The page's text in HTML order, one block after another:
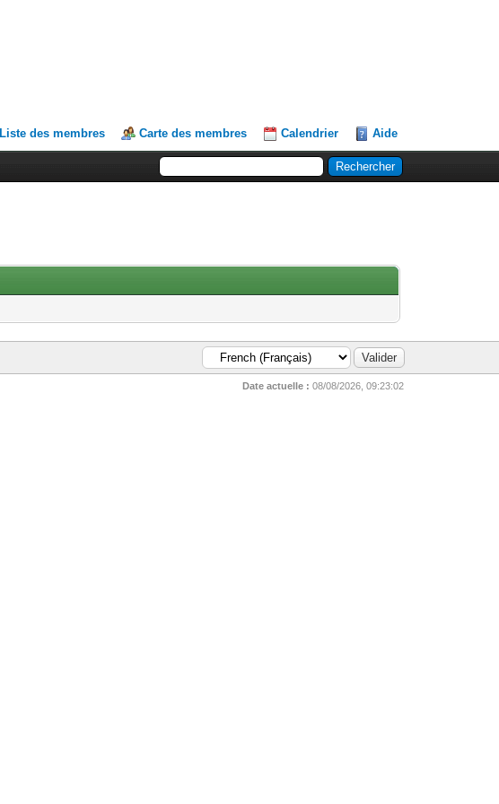
Liste des membres Carte des membres Calendrier Aide
Date actuelle : 08/08/2026, 09:23:02